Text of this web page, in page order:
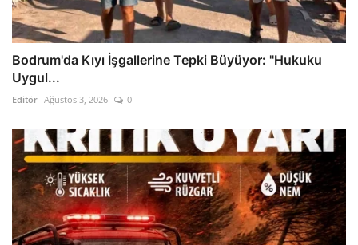
Bodrum'da Kıyı İşgallerine Tepki Büyüyor: "Hukuku
Uygul...
Editör Ağustos 3, 2026 0